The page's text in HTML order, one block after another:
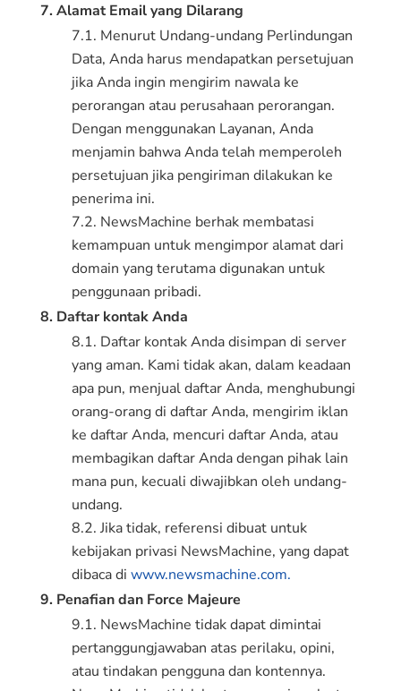
7. Alamat Email yang Dilarang
7.1. Menurut Undang-undang Perlindungan
Data, Anda harus mendapatkan persetujuan
jika Anda ingin mengirim nawala ke
perorangan atau perusahaan perorangan.
Dengan menggunakan Layanan, Anda
menjamin bahwa Anda telah memperoleh
persetujuan jika pengiriman dilakukan ke
penerima ini.
7.2. NewsMachine berhak membatasi
kemampuan untuk mengimpor alamat dari
domain yang terutama digunakan untuk
penggunaan pribadi.
8. Daftar kontak Anda
8.1. Daftar kontak Anda disimpan di server
yang aman. Kami tidak akan, dalam keadaan
apa pun, menjual daftar Anda, menghubungi
orang-orang di daftar Anda, mengirim iklan
ke daftar Anda, mencuri daftar Anda, atau
membagikan daftar Anda dengan pihak lain
mana pun, kecuali diwajibkan oleh undang-
undang.
8.2. Jika tidak, referensi dibuat untuk
kebijakan privasi NewsMachine, yang dapat
dibaca di www.newsmachine.com.
9. Penafian dan Force Majeure
9.1. NewsMachine tidak dapat dimintai
pertanggungjawaban atas perilaku, opini,
atau tindakan pengguna dan kontennya.